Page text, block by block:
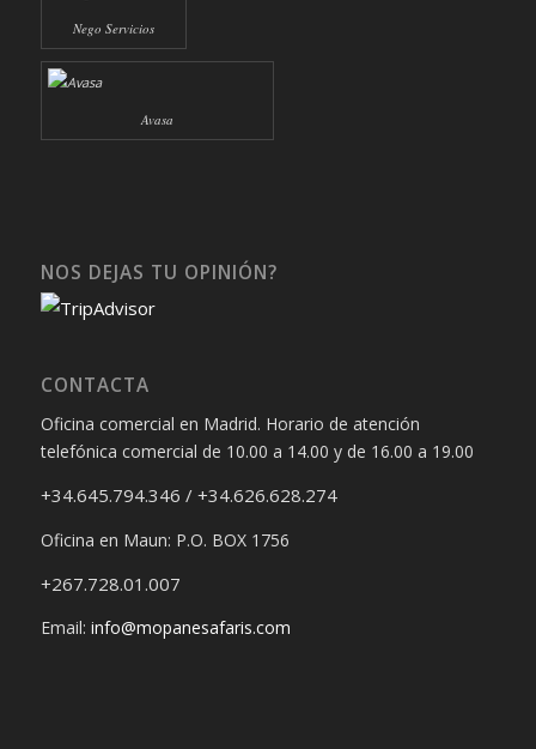
Nego Servicios
Avasa
NOS DEJAS TU OPINIÓN?
CONTACTA
Oficina comercial en Madrid. Horario de atención
telefónica comercial de 10.00 a 14.00 y de 16.00 a 19.00
+34.645.794.346 / +34.626.628.274
Oficina en Maun: P.O. BOX 1756
+267.728.01.007
Email: info@mopanesafaris.com